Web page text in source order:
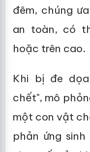
đêm, chúng
an toàn, có
hoặc trên cao.
Khi bị đe
chết", mô
một con vật
phản ứng